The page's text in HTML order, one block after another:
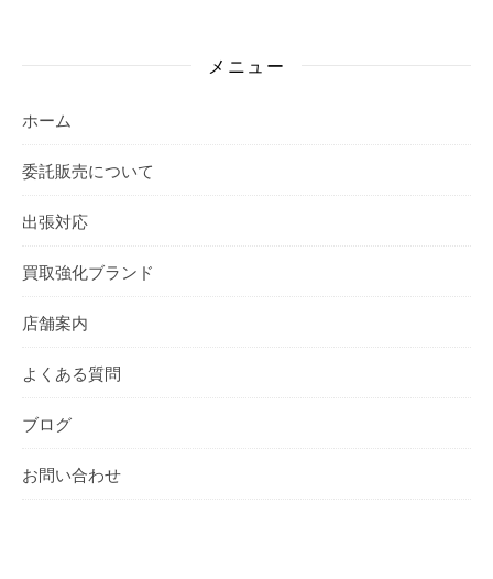
メニュー
ホーム
委託販売について
出張対応
買取強化ブランド
店舗案内
よくある質問
ブログ
お問い合わせ